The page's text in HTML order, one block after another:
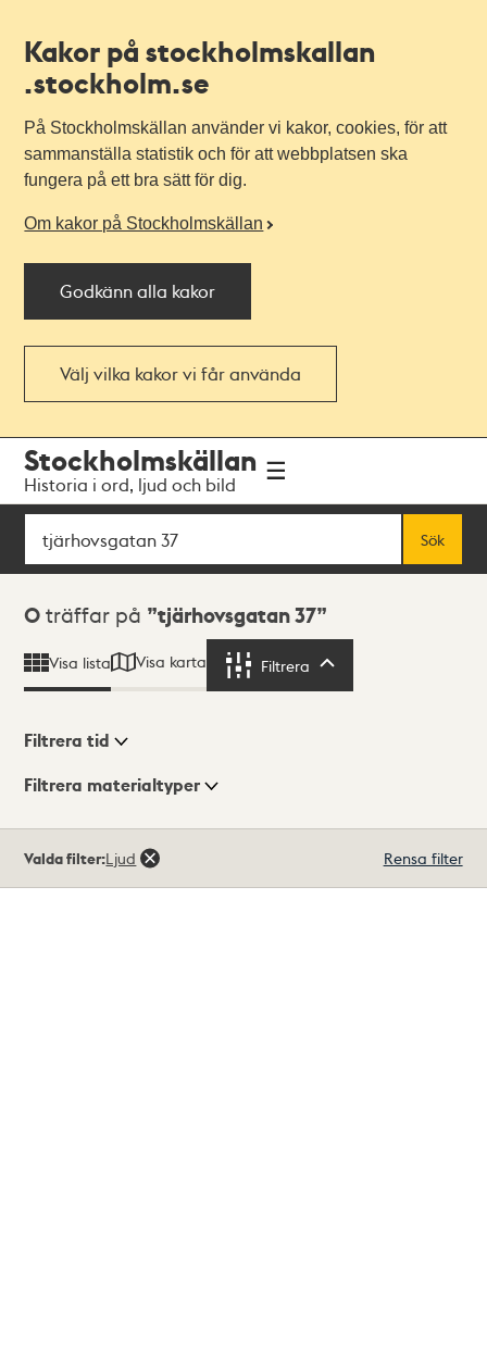
Kakor på stockholmskallan
.stockholm.se
På Stockholmskällan använder vi kakor, cookies, för att
sammanställa statistik och för att webbplatsen ska
fungera på ett bra sätt för dig.
Om kakor på Stockholmskällan
Godkänn alla kakor
Välj vilka kakor vi får använda
navigationen
huvudinnehållet
Stockholmskällan
Historia i ord, ljud och bild
Sök
Sök
Sökresultat
0 träffar på tjärhovsgatan 37
Visa lista Visa karta Filtrera
Visningsläge
Filtrera tid
Filtrera materialtyper
träffar
Valda filter:Ljud Rensa filter